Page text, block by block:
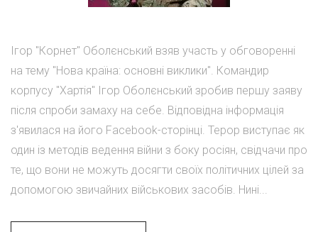
Ігор "Корнет" Оболєнський взяв участь у обговоренні
на тему "Нова країна: основні виклики". Командир
корпусу "Хартія" Ігор Оболєнський зробив першу заяву
після спроби замаху на себе. Відповідна інформація
з'явилася на його Facebook-сторінці. Терор виступає як
один із методів ведення війни з боку росіян, свідчачи про
те, що вони не можуть досягти своїх політичних цілей за
допомогою звичайних військових засобів. Нині...